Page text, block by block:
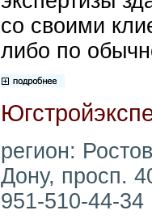
со своими
либо по
регион:
Дону, просп.
951-510-44-